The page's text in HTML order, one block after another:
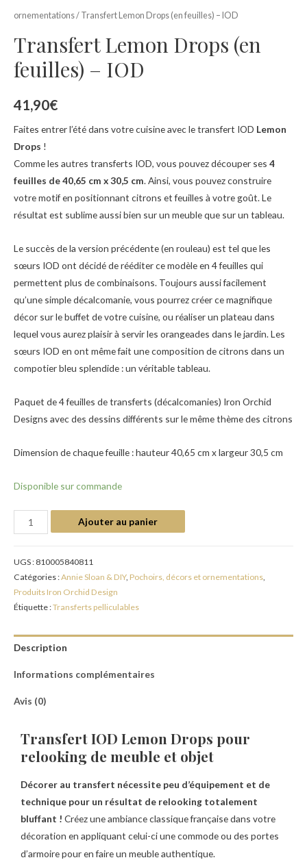
ornementations/ Transfert Lemon Drops (en feuilles) – IOD
Transfert Lemon Drops (en
feuilles) – IOD
41,90€
Faites entrer l’été dans votre cuisine avec le transfert IOD Lemon
Drops !
Comme les autres transferts IOD, vous pouvez découper ses 4
feuilles de 40,65 cm x 30,5 cm. Ainsi, vous pouvez construire
votre motif en positionnant citrons et feuilles à votre goût. Le
résultat est sublime aussi bien sur un meuble que sur un tableau.
Le succès de la version précédente (en rouleau) est tel que les
sœurs IOD ont décidé de rééditer ce modèle en 4 feuilles qui
permettent plus de combinaisons. Toujours aussi facilement
qu’une simple décalcomanie, vous pourrez créer ce magnifique
décor sur le buffet de votre cuisine, ou réaliser un plateau dans
lequel vous aurez plaisir à servir les orangeades dans le jardin. Les
sœurs IOD en ont même fait une composition de citrons dans un
compotier bleu splendide : un véritable tableau.
Paquet de 4 feuilles de transferts (décalcomanies) Iron Orchid
Designs avec des dessins différents sur le même thème des citrons
Dimension de chaque feuille : hauteur 40,65 cm x largeur 30,5 cm
Disponible sur commande
Ajouter au panier
UGS : 810005840811
Catégories :Annie Sloan & DIY, Pochoirs, décors et ornementations,
Produits Iron Orchid Design
Étiquette :Transferts pelliculables
Description
Informations complémentaires
Avis (0)
Transfert IOD Lemon Drops pour
relooking de meuble et objet
Décorer au transfert nécessite peu d’équipement et de
technique pour un résultat de relooking totalement
bluffant ! Créez une ambiance classique française dans votre
décoration en appliquant celui-ci une commode ou des portes
d’armoire pour en faire un meuble authentique.